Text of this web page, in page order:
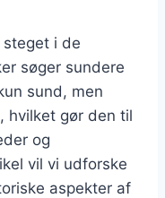
steget i de
søger sundere
sund, men
hvilket gør den til
og
vil vi udforske
aspekter af